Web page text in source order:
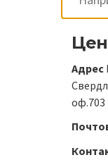
Адрес
оф.703